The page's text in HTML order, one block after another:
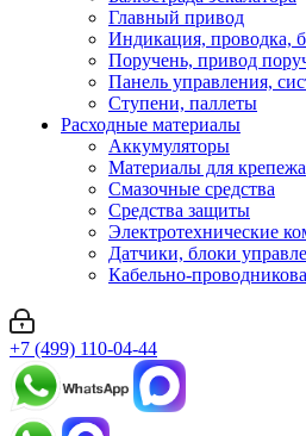
Главный привод
Индикация, проводка,
Поручень, привод
Панель управления,
Ступени, паллеты
Расходные материалы
Аккумуляторы
Материалы для крепежа
Смазочные средства
Средства защиты
Электротехнические
Датчики, блоки
Кабельно-
+7 (499) 110-04-44